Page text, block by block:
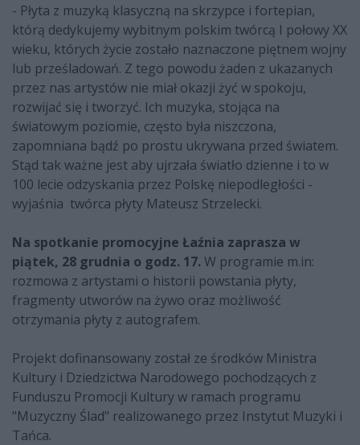
- Płyta z muzyką klasyczną na skrzypce i fortepian,
którą dedykujemy wybitnym polskim twórcą I połowy XX
wieku, których życie zostało naznaczone piętnem wojny
lub prześladowań. Z tego powodu żaden z ukazanych
przez nas artystów nie miał okazji żyć w spokoju,
rozwijać się i tworzyć. Ich muzyka, stojąca na
światowym poziomie, często była niszczona,
zapomniana bądź po prostu ukrywana przed światem.
Stąd tak ważne jest aby ujrzała światło dzienne i to w
100 lecie odzyskania przez Polskę niepodległości -
wyjaśnia twórca płyty Mateusz Strzelecki.
Na spotkanie promocyjne Łaźnia zaprasza w
piątek, 28 grudnia o godz. 17. W programie m.in:
rozmowa z artystami o historii powstania płyty,
fragmenty utworów na żywo oraz możliwość
otrzymania płyty z autografem.
Projekt dofinansowany został ze środków Ministra
Kultury i Dziedzictwa Narodowego pochodzących z
Funduszu Promocji Kultury w ramach programu
"Muzyczny Ślad" realizowanego przez Instytut Muzyki i
Tańca.